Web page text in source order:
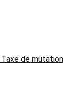
Taxe de mutation